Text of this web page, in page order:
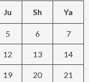
Ju Sh Ya
5 6 7
12 13 14
19 20 21